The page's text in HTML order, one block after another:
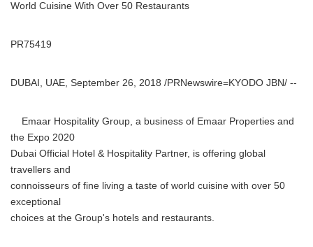
World Cuisine With Over 50 Restaurants
PR75419
DUBAI, UAE, September 26, 2018 /PRNewswire=KYODO JBN/ --
Emaar Hospitality Group, a business of Emaar Properties and
the Expo 2020
Dubai Official Hotel & Hospitality Partner, is offering global
travellers and
connoisseurs of fine living a taste of world cuisine with over 50
exceptional
choices at the Group's hotels and restaurants.